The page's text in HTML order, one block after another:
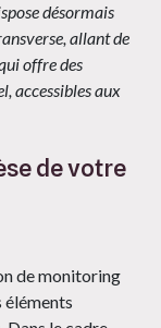
désormais
allant de
offre des
accessibles aux
de votre
de monitoring
éléments